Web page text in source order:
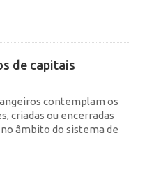
de capitais
contemplam os
criadas ou encerradas
âmbito do sistema de